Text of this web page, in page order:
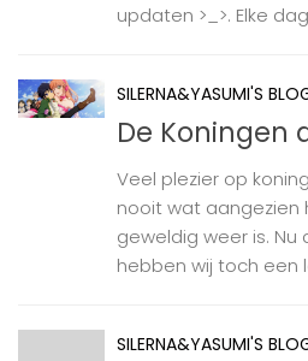
updaten >_>. Elke
SILERNA&YASUMI'S
De Koningen
Veel plezier op
nooit wat aangezien
geweldig weer is. Nu
hebben wij toch een
SILERNA&YASUMI'S